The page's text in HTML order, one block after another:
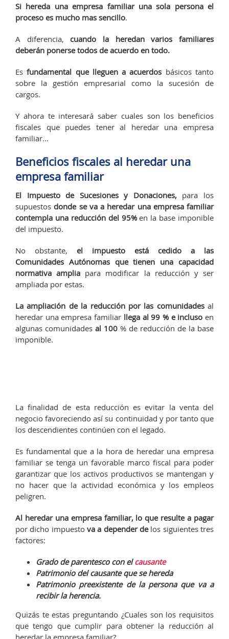
Si hereda una empresa familiar una sola persona el
proceso es mucho mas sencillo.
A diferencia,cuando la heredan varios familiares
deberán ponerse todos de acuerdo en todo.
Esfundamental que lleguen a acuerdos básicos tanto
sobre la gestión empresarial como la sucesión de
cargos.
Y ahora te interesará saber cuales son los beneficios
fiscales que puedes tener al heredar una empresa
familiar…
Beneficios fiscales al heredar una
empresa familiar
El Impuesto de Sucesiones y Donaciones,para los
supuestosdonde se va a heredar una empresa familiar
contempla una reducción del 95%en la base imponible
del impuesto.
No obstante, el impuesto está cedido a las
Comunidades Autónomas que tienen una capacidad
normativa amplia para modificar la reducción y ser
ampliada por estas.
La ampliación de la reducción por las comunidades al
heredar una empresa familiar llega al 99 % e incluso en
algunas comunidades al 100 % de reducción de la base
imponible.
La finalidad de esta reducción es evitar la venta del
negocio favoreciendo así su continuidad y por tanto que
los descendientes continúen con el legado.
Es fundamental que a la hora de heredar una empresa
familiar se tenga un favorable marco fiscal para poder
garantizar que los activos productivos se mantengan y
no hacer que la actividad económica y los empleos
peligren.
Al heredar una empresa familiar, lo que resulte a pagar
por dicho impuesto va a depender delos siguientes tres
factores:
Grado de parentesco con elcausante
Patrimonio del causante que se hereda
Patrimonio preexistente de la persona que va a
recibir la herencia.
Quizás te estas preguntando ¿Cuales son los requisitos
que tengo que cumplir para obtener la reducción al
heredar la empresa familiar? …